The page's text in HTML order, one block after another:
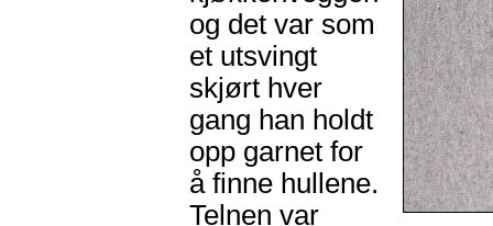
og det var som
et utsvingt
skjørt hver
gang han holdt
opp garnet for
å finne hullene.
Telnen var